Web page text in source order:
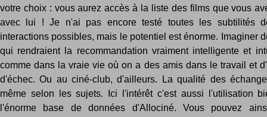
votre choix : vous aurez accès à la liste des films que vous
avec lui ! Je n'ai pas encore testé toutes les subtilités
interactions possibles, mais le potentiel est énorme. Imaginer
qui rendraient la recommandation vraiment intelligente et
comme dans la vraie vie où on a des amis dans le travail et
d'échec. Ou au ciné-club, d'ailleurs. La qualité des
même selon les sujets. Ici l'intérêt c'est aussi l'utilisation
l'énorme base de données d'Allociné. Vous pouvez